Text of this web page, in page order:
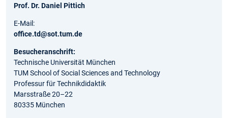
Prof. Dr. Daniel Pittich
E-Mail:
office.td@sot.tum.de
Besucheranschrift:
Technische Universität München
TUM School of Social Sciences and Technology
Professur für Technikdidaktik
Marsstraße 20–22
80335 München